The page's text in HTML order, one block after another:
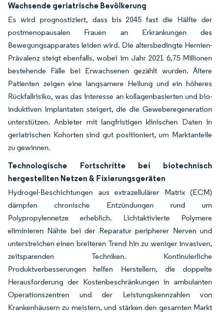
Wachsende geriatrische Bevölkerung
Es wird prognostiziert, dass bis 2045 fast die Hälfte der
postmenopausalen Frauen an Erkrankungen des
Bewegungsapparates leiden wird. Die altersbedingte Hernien-
Prävalenz steigt ebenfalls, wobei im Jahr 2021 6,75 Millionen
bestehende Fälle bei Erwachsenen gezählt wurden. Ältere
Patienten zeigen eine langsamere Heilung und ein höheres
Rückfallrisiko, was das Interesse an kollagenbasierten und bio-
induktiven Implantaten steigert, die die Geweberegeneration
unterstützen. Anbieter mit langfristigen klinischen Daten in
geriatrischen Kohorten sind gut positioniert, um Marktanteile
zu gewinnen.
Technologische Fortschritte bei biotechnisch
hergestellten Netzen & Fixierungsgeräten
Hydrogel-Beschichtungen aus extrazellulärer Matrix (ECM)
dämpfen chronische Entzündungen rund um
Polypropylennetze erheblich. Lichtaktivierte Polymere
eliminieren Nähte bei der Reparatur peripherer Nerven und
unterstreichen einen breiteren Trend hin zu weniger invasiven,
zeitsparenden Techniken. Kontinuierliche
Produktverbesserungen helfen Herstellern, die doppelte
Herausforderung der Kostenbeschränkungen in ambulanten
Operationszentren und der Leistungskennzahlen von
Krankenhäusern zu meistern, und stärken den gesamten Markt